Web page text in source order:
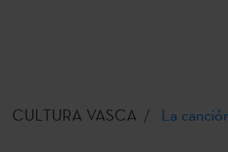
CULTURA VASCA La